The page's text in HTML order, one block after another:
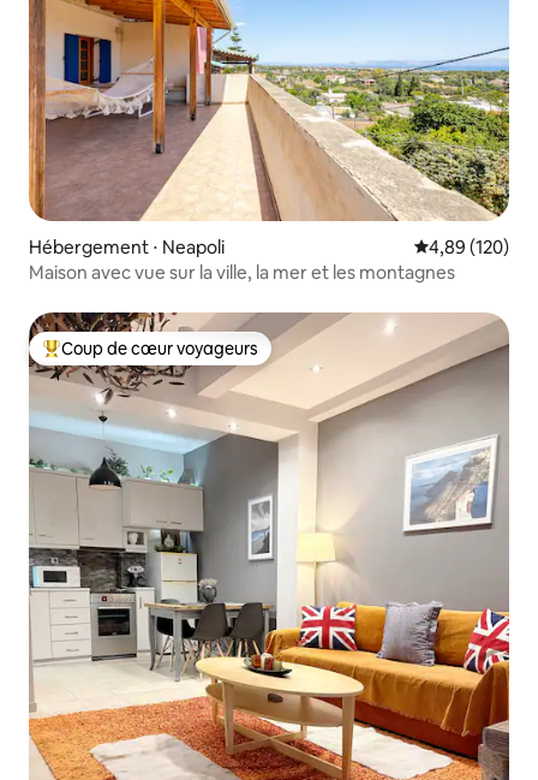
Hébergement ⋅ Neapoli Évaluation
4,89 (120)
Maison avec vue sur la ville, la mer et les montagnes
Coups de cœur voyageurs les plus appréciés
Coup de cœur voyageurs